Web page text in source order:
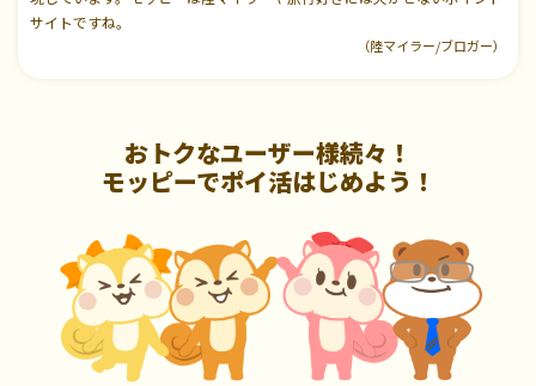
サイトですね。
（陸マイラー/ブロガー）
おトクなユーザー様続々！
モッピーでポイ活はじめよう！